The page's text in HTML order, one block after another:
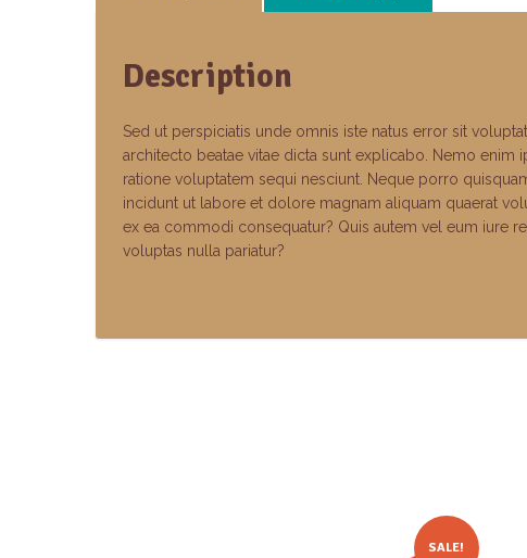
Description
Sed ut perspiciatis unde omnis iste natus error sit
architecto beatae vitae dicta sunt explicabo. Nemo
ratione voluptatem sequi nesciunt. Neque porro
incidunt ut labore et dolore magnam aliquam quaerat
ex ea commodi consequatur? Quis autem vel eum iure
voluptas nulla pariatur?
SALE!